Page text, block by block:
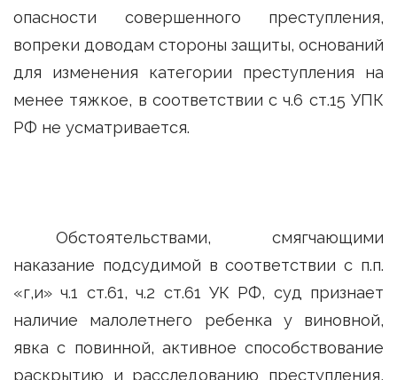
опасности совершенного преступления,
вопреки доводам стороны защиты, оснований
для изменения категории преступления на
менее тяжкое, в соответствии с ч.6 ст.15 УПК
РФ не усматривается.
Обстоятельствами, смягчающими
наказание подсудимой в соответствии с п.п.
«г,и» ч.1 ст.61, ч.2 ст.61 УК РФ, суд признает
наличие малолетнего ребенка у виновной,
явка с повинной, активное способствование
раскрытию и расследованию преступления,